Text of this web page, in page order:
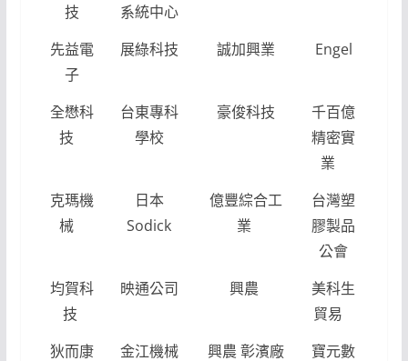
技
系統中心
先益電
子
展綠科技 誠加興業 Engel
全懋科
技
台東專科
學校
豪俊科技
千百億
精密實
業
克瑪機
械
日本
Sodick
億豐綜合工
業
台灣塑
膠製品
公會
均賀科
技
映通公司 興農
美科生
貿易
狄而康
金江機械 興農 彰濱廠
寶元數